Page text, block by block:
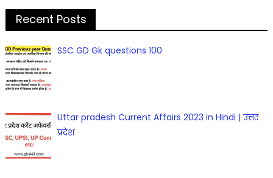
Recent Posts
SSC GD Gk questions 100
Uttar pradesh Current Affairs 2023 in Hindi | उत्तर
प्रदेश